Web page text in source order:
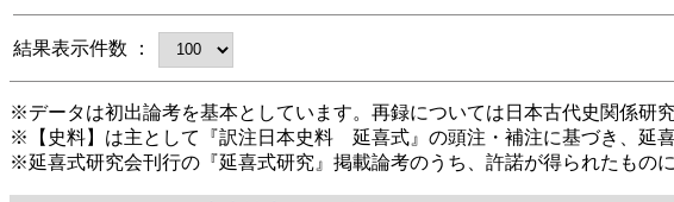
結果表示件数 ：
※データは初出論考を基本としています。再録については日本古代史関係研
※【史料】は主として『訳注日本史料 延喜式』の頭注・補注に基づき、延
※延喜式研究会刊行の『延喜式研究』掲載論考のうち、許諾が得られたもの